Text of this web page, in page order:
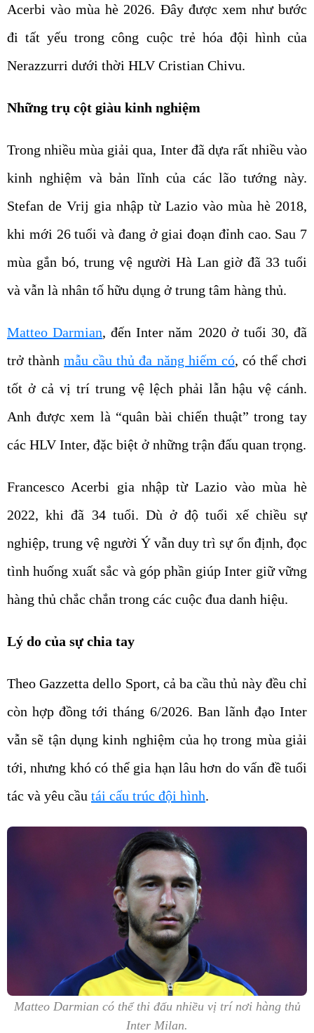
Acerbi vào mùa hè 2026. Đây được xem như bước
đi tất yếu trong công cuộc trẻ hóa đội hình của
Nerazzurri dưới thời HLV Cristian Chivu.
Những trụ cột giàu kinh nghiệm
Trong nhiều mùa giải qua, Inter đã dựa rất nhiều vào
kinh nghiệm và bản lĩnh của các lão tướng này.
Stefan de Vrij gia nhập từ Lazio vào mùa hè 2018,
khi mới 26 tuổi và đang ở giai đoạn đỉnh cao. Sau 7
mùa gắn bó, trung vệ người Hà Lan giờ đã 33 tuổi
và vẫn là nhân tố hữu dụng ở trung tâm hàng thủ.
Matteo Darmian, đến Inter năm 2020 ở tuổi 30, đã
trở thànhmẫu cầu thủ đa năng hiếm có, có thể chơi
tốt ở cả vị trí trung vệ lệch phải lẫn hậu vệ cánh.
Anh được xem là “quân bài chiến thuật” trong tay
các HLV Inter, đặc biệt ở những trận đấu quan trọng.
Francesco Acerbi gia nhập từ Lazio vào mùa hè
2022, khi đã 34 tuổi. Dù ở độ tuổi xế chiều sự
nghiệp, trung vệ người Ý vẫn duy trì sự ổn định, đọc
tình huống xuất sắc và góp phần giúp Inter giữ vững
hàng thủ chắc chắn trong các cuộc đua danh hiệu.
Lý do của sự chia tay
Theo Gazzetta dello Sport, cả ba cầu thủ này đều chỉ
còn hợp đồng tới tháng 6/2026. Ban lãnh đạo Inter
vẫn sẽ tận dụng kinh nghiệm của họ trong mùa giải
tới, nhưng khó có thể gia hạn lâu hơn do vấn đề tuổi
tác và yêu cầu tái cấu trúc đội hình.
Matteo Darmian có thể thi đấu nhiều vị trí nơi hàng thủ
Inter Milan.